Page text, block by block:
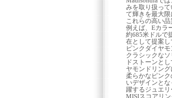
みを取り扱っ
て輝きを最大限
これらの高い
例えば、Eカラ
約685米ドルで
在として提案し
ピンクダイヤ
クラシックな
ドストーンと
ヤモンドリング
柔らかなピン
いデザインと
躍するジュエリ
MISIスコアリ